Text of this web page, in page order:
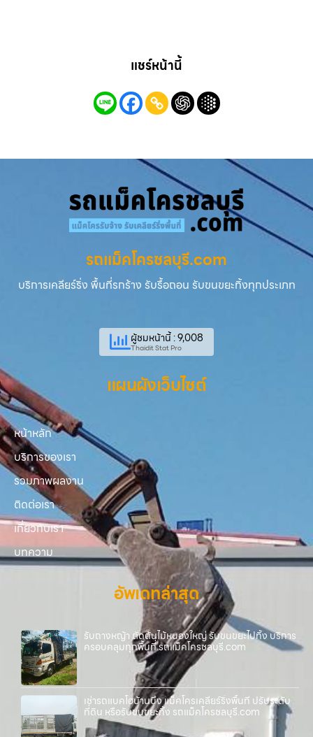
แชร์หน้านี้
รถแม็คโครชลบุรี.com
บริการเคลียร์ริ่ง พื้นที่รกร้าง รับรื้อถอน รับขนขยะทิ้งทุกประเภท
ผู้ชมหน้านี้ : 9,008
Thaidit Stat Pro
แผนผังเว็บไซต์
หน้าหลัก
บริการของเรา
รวมภาพผลงาน
ติดต่อเรา
เกี่ยวกับเรา
บทความ
อัพเดทล่าสุด
รับถางหญ้า ตัดต้นไม้หนองใหญ่ รับขนขยะไปทิ้ง บริการ
ครอบคลุมทุกพื้นที่ รถแม็คโครชลบุรี.com
เช่ารถแบคโฮบ้านบึง แม็คโครเคลียร์ริ่งพื้นที่ ปรับระดับ
ที่ดิน หรือรับขนขยะทิ้ง รถแม็คโครชลบุรี.com